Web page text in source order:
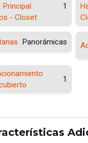
Principal
1
- Closet
Panorámicas
1